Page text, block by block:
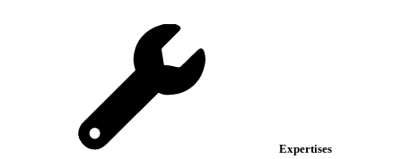
Expertises